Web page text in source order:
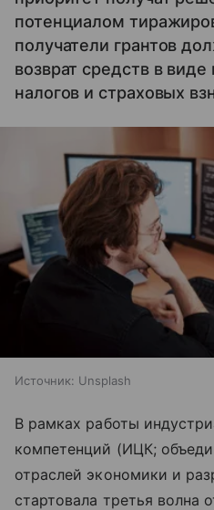
потенциалом
получатели грантов
возврат средств в
налогов и страховых
Источник: Unsplash
В рамках работы
компетенций (ИЦК;
отраслей экономики и
стартовала третья волна